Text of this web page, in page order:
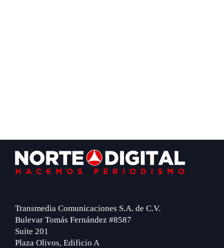
Footer
Transmedia Comunicaciones S.A. de C.V.
Bulevar Tomás Fernández #8587
Suite 201
Plaza Olivos, Edificio A